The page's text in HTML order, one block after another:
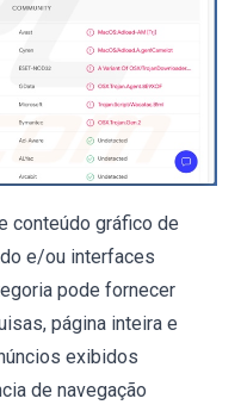
conteúdo gráfico de
e/ou interfaces
pode fornecer
página inteira e
exibidos
de navegação